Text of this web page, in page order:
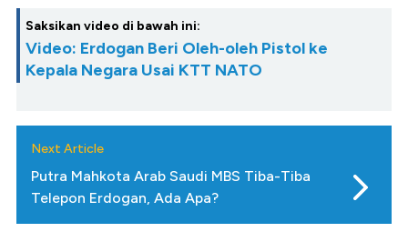
Saksikan video di bawah ini:
Video: Erdogan Beri Oleh-oleh Pistol ke
Kepala Negara Usai KTT NATO
Next Article
Putra Mahkota Arab Saudi MBS Tiba-Tiba
Telepon Erdogan, Ada Apa?